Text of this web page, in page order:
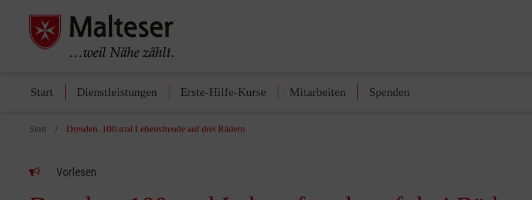
Start Dienstleistungen Erste-Hilfe-Kurse Mitarbeiten Spenden
Start Dresden. 100-mal Lebensfreude auf drei Rädern
Vorlesen